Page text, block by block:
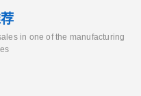
in one of the manufacturing